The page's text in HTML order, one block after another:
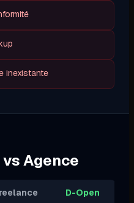
inexistante
vs Agence
D-Open